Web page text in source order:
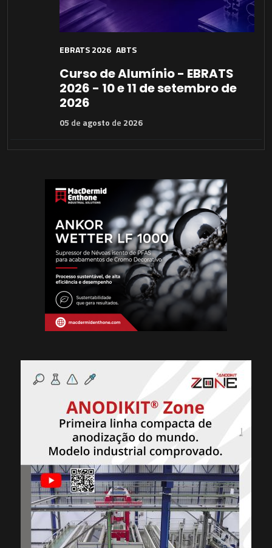
EBRATS 2026 ABTS
Curso de Alumínio - EBRATS
2026 - 10 e 11 de setembro de
2026
05 de agosto de 2026